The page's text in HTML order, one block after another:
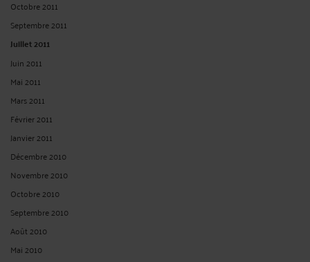
Octobre 2011
Septembre 2011
Juillet 2011
Juin 2011
Mai 2011
Mars 2011
Février 2011
Janvier 2011
Décembre 2010
Novembre 2010
Octobre 2010
Septembre 2010
Août 2010
Mai 2010